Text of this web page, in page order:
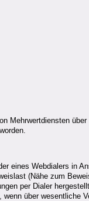
Mehrwertdiensten über
eines Webdialers in
(Nähe zum
per Dialer
über wesentliche